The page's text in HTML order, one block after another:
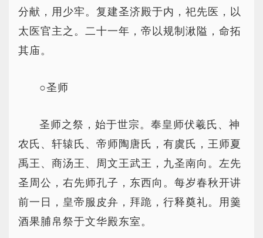
分献，用少牢。复建圣济殿于内，祀先医，以
太医官主之。二十一年，帝以规制湫隘，命拓
其庙。
○圣师
圣师之祭，始于世宗。奉皇师伏羲氏、神
农氏、轩辕氏、帝师陶唐氏，有虞氏，王师夏
禹王、商汤王、周文王武王，九圣南向。左先
圣周公，右先师孔子，东西向。每岁春秋开讲
前一日，皇帝服皮弁，拜跪，行释奠礼。用羹
酒果脯帛祭于文华殿东室。